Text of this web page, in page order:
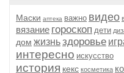
Маски аптека важно видео
вязание гороскоп дети
дом жизньздоровье
интересно искусство
история кекс косметика